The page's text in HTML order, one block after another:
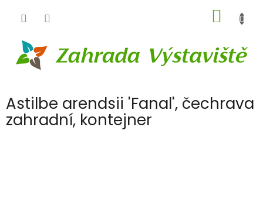
KOŠÍK
Astilbe arendsii 'Fanal', čechrava
zahradní, kontejner